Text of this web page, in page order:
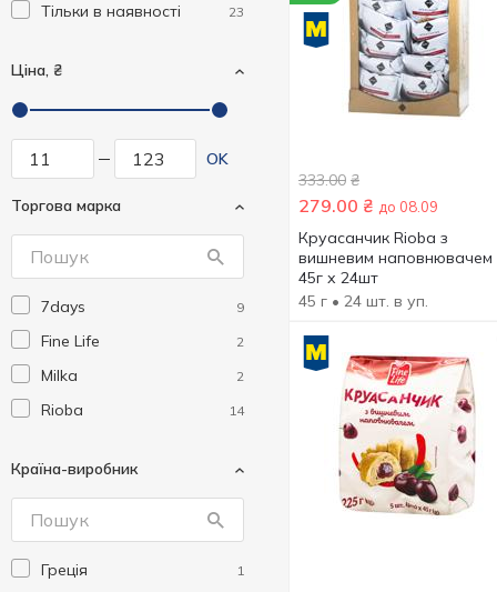
Тільки в наявності 23
Ціна, ₴
OK
Торгова марка
7days 9
Fine Life 2
Milka 2
Rioba 14
Країна-виробник
Греція 1
333.00 ₴
279.00 ₴ до 08.09
Круасанчик Rioba з
вишневим наповнювачем
45г х 24шт
45 г • 24 шт. в уп.